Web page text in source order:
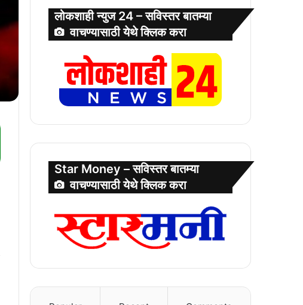
लोकशाही न्युज 24 – सविस्तर बातम्या
वाचण्यासाठी येथे क्लिक करा
Star Money – सविस्तर बातम्या
वाचण्यासाठी येथे क्लिक करा